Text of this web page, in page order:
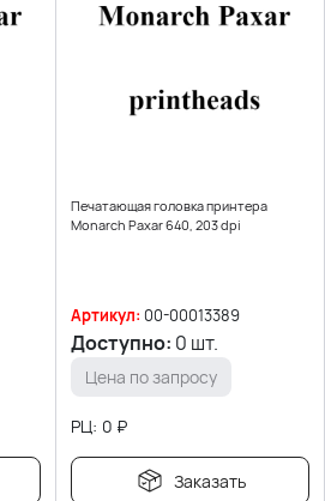
Печатающая головка принтера
Monarch Paxar 640, 203 dpi
Артикул: 00-00013389
Доступно: 0 шт.
Цена по запросу
РЦ: 0 ₽
Заказать